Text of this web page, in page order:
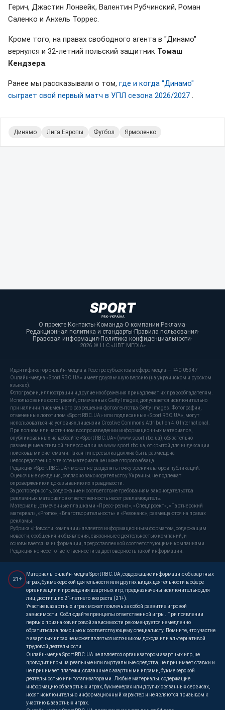
Герич, Джастин Лонвейк, Валентин Рубчинский, Роман
Саленко и Анхель Торрес.
Кроме того, на правах свободного агента в "Динамо"
вернулся и 32-летний польский защитник Томаш
Кендзера
Ранее мы рассказывали о том, где и когда "Динамо"
сыграет свой первый матч в УПЛ сезона 2026/2027
Динамо Лига Европы Футбол Ярмоленко
О проекте·Контакты·Команда·О компании·Реклама·
Редакционная политика и стандарты·Правила пользования·
Правовая информация·Политика конфиденциальности·
2026 © LLC «UBT MEDIA»
Идентификатор онлайн-медиа в Реестре субъектов в сфере медиа — R40-05347
Онлайн-медиа «Sport RBC.UA» имеет двуязычную версию (на украинском и русском
языках).
Фотографии, иллюстрации и другие изображения принадлежат их правообладателям.
Использование фотографий, отмеченных Getty Images, допускается исключительно
при наличии письменного разрешения фотоагентства Getty Images. Фотографии,
отмеченные логотипом «Sport RBC.UA» или подписанные «Sport RBC.UA», могут
использоваться на условиях лицензии Creative Commons Attribution 4.0 International.
При полном или частичном воспроизведении информационных материалов,
опубликованных на вебсайте «Sport RBC.UA» (www.sport.rbc.ua), обязательно
размещение активной гиперссылки на www.sport.rbc.ua, открытой для индексации
поисковыми системами. Такая гиперссылка должна быть размещена
непосредственно в тексте материала не ниже второго абзаца.
Редакция «Sport RBC.UA» может не разделять точку зрения авторов публикаций.
Оценочные суждения, согласно законодательству Украины, не подлежат
опровержению и доказыванию их правдивости.
За достоверность, содержание и соответствие требованиям законодательства
рекламных материалов ответственность несет рекламодатель.
Материалы, отмеченные плашками «Пресс-релиз», «Спецпроект», «Партнерский
материал», «Promo», «Благотворительность» и «Резонанс», размещаются на правах
рекламы.
Рубрика «Новости компании» является информационным форматом, содержащим
новости, сообщения и объявления, связанные с деятельностью компаний, и
основывается на информации, предоставленной соответствующими компаниями.
Редакция не несет ответственности за достоверность такой информации.
21+
Материалы онлайн-медиа Sport RBC.UA, содержащие информацию об азартных
играх, букмекерской деятельности или других видах деятельности в сфере
организации и проведения азартных игр, предназначены исключительно для
лиц, достигших 21-летнего возраста (21+).
Участие в азартных играх может повлечь за собой развитие игровой
зависимости. Соблюдайте принципы ответственной игры. При появлении
первых признаков игровой зависимости рекомендуется немедленно
обратиться за помощью к соответствующему специалисту. Помните, что участие
в азартных играх не может являться источником дохода или альтернативой
трудовой деятельности.
Онлайн-медиа Sport RBC.UA не является организатором азартных игр, не
проводит игры на реальные или виртуальные средства, не принимает ставки и
не принимает платежи, связанные с азартными играми, букмекерской
деятельностью или тотализаторами. Любые материалы, содержащие
информацию об азартных играх, букмекерах или других связанных сервисах,
носят исключительно информационный характер и не являются призывом к
участию в азартных играх.